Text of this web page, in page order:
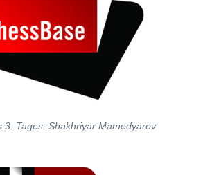
3. Tages: Shakhriyar Mamedyarov